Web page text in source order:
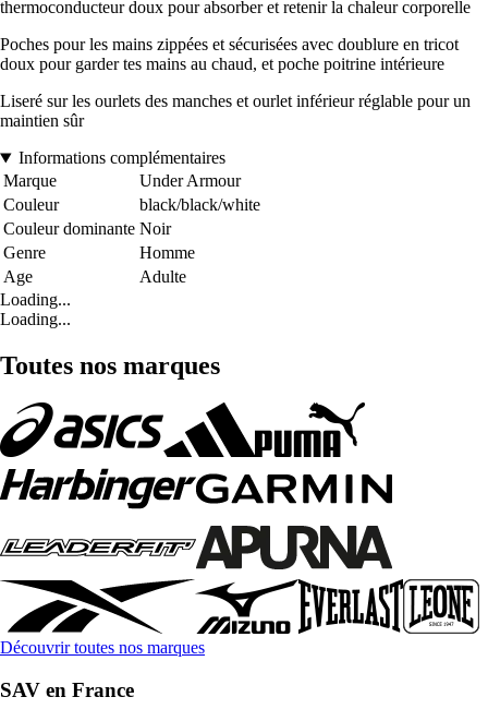
thermoconducteur doux pour absorber et retenir la chaleur corporelle
Poches pour les mains zippées et sécurisées avec doublure en tricot
doux pour garder tes mains au chaud, et poche poitrine intérieure
Liseré sur les ourlets des manches et ourlet inférieur réglable pour un
maintien sûr
Informations complémentaires
Marque
Under Armour
Couleur
black/black/white
Couleur dominante Noir
Genre
Homme
Age
Adulte
Loading...
Loading...
Toutes nos marques
Découvrir toutes nos marques
SAV en France